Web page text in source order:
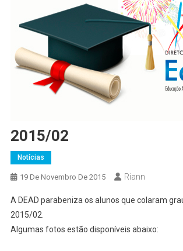
2015/02
Notícias
19 De Novembro De 2015 Riann
A DEAD parabeniza os alunos que colaram
2015/02.
Algumas fotos estão disponíveis abaixo: